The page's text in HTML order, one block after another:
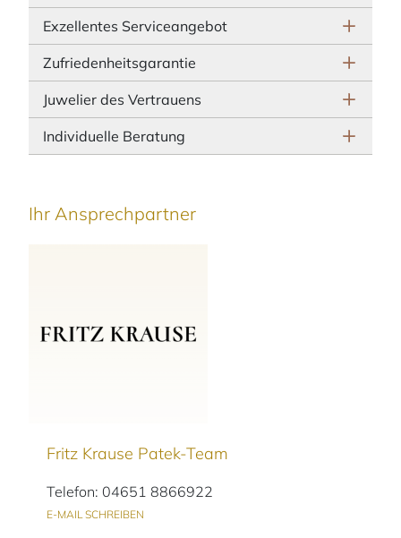
Ihr Ansprechpartner
Fritz Krause Patek-Team
Telefon: 04651 8866922
E-MAIL SCHREIBEN
Exzellentes Serviceangebot
Zufriedenheitsgarantie
Juwelier des Vertrauens
Individuelle Beratung